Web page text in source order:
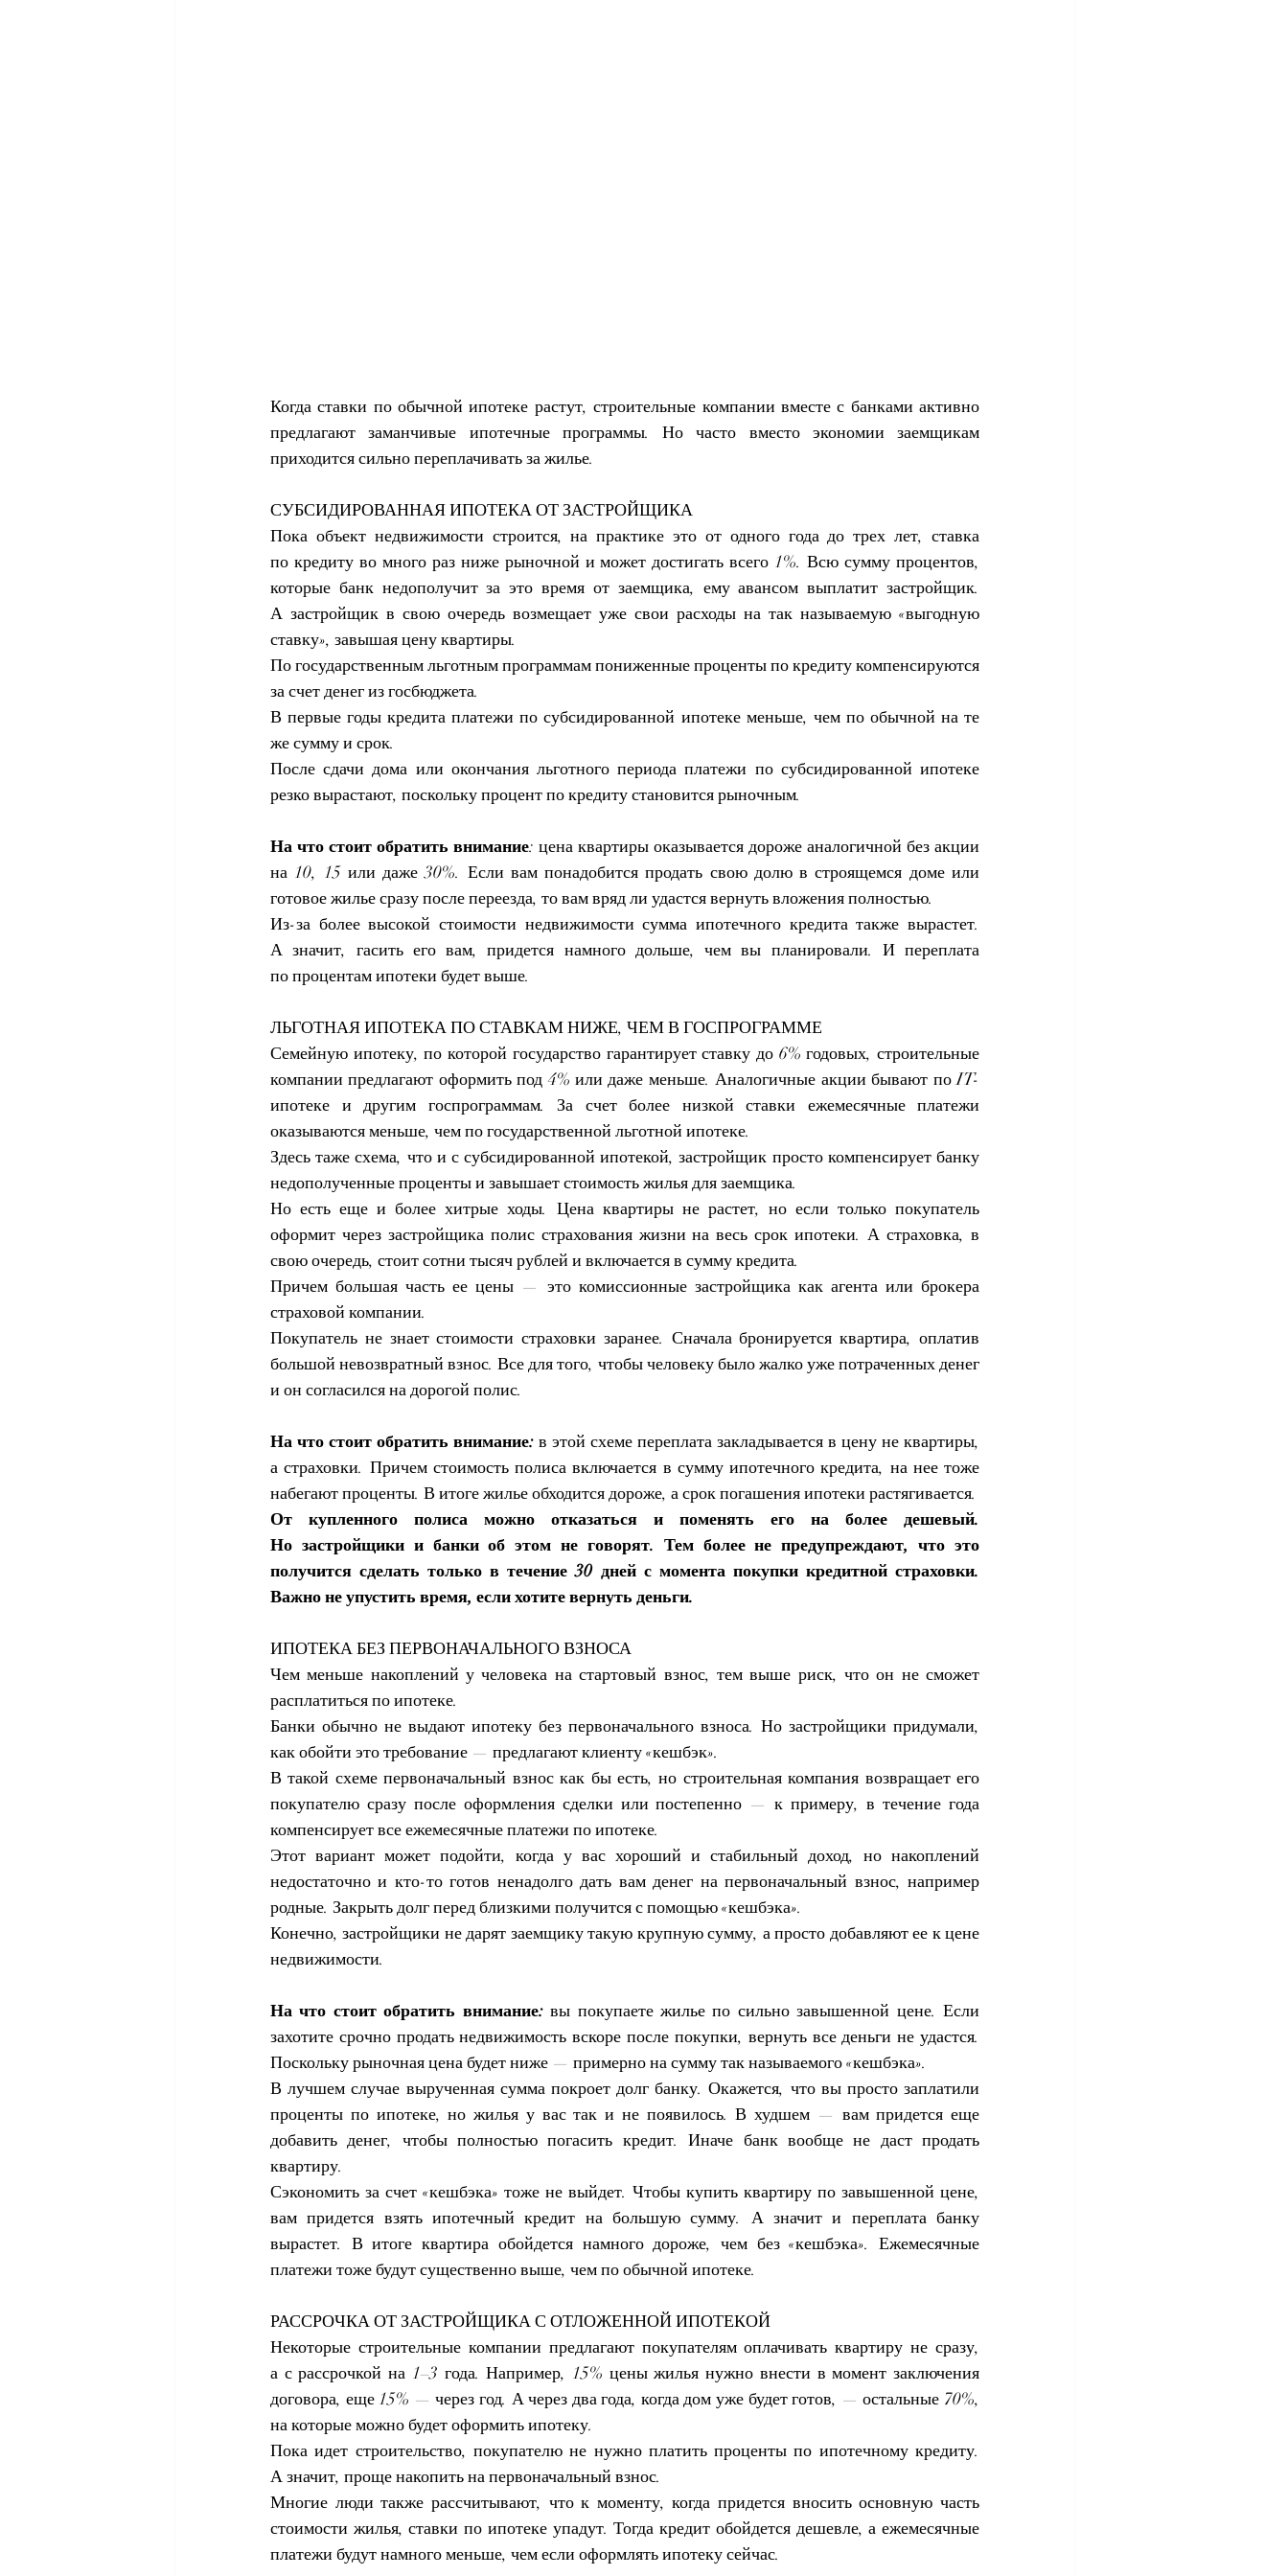
Когда ставки по обычной ипотеке растут, строительные компании вместе с банками активно
предлагают заманчивые ипотечные программы. Но часто вместо экономии заемщикам
приходится сильно переплачивать за жилье.
СУБСИДИРОВАННАЯ ИПОТЕКА ОТ ЗАСТРОЙЩИКА
Пока объект недвижимости строится, на практике это от одного года до трех лет, ставка
по кредиту во много раз ниже рыночной и может достигать всего 1%. Всю сумму процентов,
которые банк недополучит за это время от заемщика, ему авансом выплатит застройщик.
А застройщик в свою очередь возмещает уже свои расходы на так называемую «выгодную
ставку», завышая цену квартиры.
По государственным льготным программам пониженные проценты по кредиту компенсируются
за счет денег из госбюджета.
В первые годы кредита платежи по субсидированной ипотеке меньше, чем по обычной на те
же сумму и срок.
После сдачи дома или окончания льготного периода платежи по субсидированной ипотеке
резко вырастают, поскольку процент по кредиту становится рыночным.
На что стоит обратить внимание: цена квартиры оказывается дороже аналогичной без акции
на 10, 15 или даже 30%. Если вам понадобится продать свою долю в строящемся доме или
готовое жилье сразу после переезда, то вам вряд ли удастся вернуть вложения полностью.
Из-за более высокой стоимости недвижимости сумма ипотечного кредита также вырастет.
А значит, гасить его вам, придется намного дольше, чем вы планировали. И переплата
по процентам ипотеки будет выше.
ЛЬГОТНАЯ ИПОТЕКА ПО СТАВКАМ НИЖЕ, ЧЕМ В ГОСПРОГРАММЕ
Семейную ипотеку, по которой государство гарантирует ставку до 6% годовых, строительные
компании предлагают оформить под 4% или даже меньше. Аналогичные акции бывают по IT-
ипотеке и другим госпрограммам. За счет более низкой ставки ежемесячные платежи
оказываются меньше, чем по государственной льготной ипотеке.
Здесь таже схема, что и с субсидированной ипотекой, застройщик просто компенсирует банку
недополученные проценты и завышает стоимость жилья для заемщика.
Но есть еще и более хитрые ходы. Цена квартиры не растет, но если только покупатель
оформит через застройщика полис страхования жизни на весь срок ипотеки. А страховка, в
свою очередь, стоит сотни тысяч рублей и включается в сумму кредита.
Причем большая часть ее цены — это комиссионные застройщика как агента или брокера
страховой компании.
Покупатель не знает стоимости страховки заранее. Сначала бронируется квартира, оплатив
большой невозвратный взнос. Все для того, чтобы человеку было жалко уже потраченных денег
и он согласился на дорогой полис.
На что стоит обратить внимание: в этой схеме переплата закладывается в цену не квартиры,
а страховки. Причем стоимость полиса включается в сумму ипотечного кредита, на нее тоже
набегают проценты. В итоге жилье обходится дороже, а срок погашения ипотеки растягивается.
От купленного полиса можно отказаться и поменять его на более дешевый.
Но застройщики и банки об этом не говорят. Тем более не предупреждают, что это
получится сделать только в течение 30 дней с момента покупки кредитной страховки.
Важно не упустить время, если хотите вернуть деньги.
ИПОТЕКА БЕЗ ПЕРВОНАЧАЛЬНОГО ВЗНОСА
Чем меньше накоплений у человека на стартовый взнос, тем выше риск, что он не сможет
расплатиться по ипотеке.
Банки обычно не выдают ипотеку без первоначального взноса. Но застройщики придумали,
как обойти это требование — предлагают клиенту «кешбэк».
В такой схеме первоначальный взнос как бы есть, но строительная компания возвращает его
покупателю сразу после оформления сделки или постепенно — к примеру, в течение года
компенсирует все ежемесячные платежи по ипотеке.
Этот вариант может подойти, когда у вас хороший и стабильный доход, но накоплений
недостаточно и кто-то готов ненадолго дать вам денег на первоначальный взнос, например
родные. Закрыть долг перед близкими получится с помощью «кешбэка».
Конечно, застройщики не дарят заемщику такую крупную сумму, а просто добавляют ее к цене
недвижимости.
На что стоит обратить внимание: вы покупаете жилье по сильно завышенной цене. Если
захотите срочно продать недвижимость вскоре после покупки, вернуть все деньги не удастся.
Поскольку рыночная цена будет ниже — примерно на сумму так называемого «кешбэка».
В лучшем случае вырученная сумма покроет долг банку. Окажется, что вы просто заплатили
проценты по ипотеке, но жилья у вас так и не появилось. В худшем — вам придется еще
добавить денег, чтобы полностью погасить кредит. Иначе банк вообще не даст продать
квартиру.
Сэкономить за счет «кешбэка» тоже не выйдет. Чтобы купить квартиру по завышенной цене,
вам придется взять ипотечный кредит на большую сумму. А значит и переплата банку
вырастет. В итоге квартира обойдется намного дороже, чем без «кешбэка». Ежемесячные
платежи тоже будут существенно выше, чем по обычной ипотеке.
РАССРОЧКА ОТ ЗАСТРОЙЩИКА С ОТЛОЖЕННОЙ ИПОТЕКОЙ
Некоторые строительные компании предлагают покупателям оплачивать квартиру не сразу,
а с рассрочкой на 1–3 года. Например, 15% цены жилья нужно внести в момент заключения
договора, еще 15% — через год. А через два года, когда дом уже будет готов, — остальные 70%,
на которые можно будет оформить ипотеку.
Пока идет строительство, покупателю не нужно платить проценты по ипотечному кредиту.
А значит, проще накопить на первоначальный взнос.
Многие люди также рассчитывают, что к моменту, когда придется вносить основную часть
стоимости жилья, ставки по ипотеке упадут. Тогда кредит обойдется дешевле, а ежемесячные
платежи будут намного меньше, чем если оформлять ипотеку сейчас.